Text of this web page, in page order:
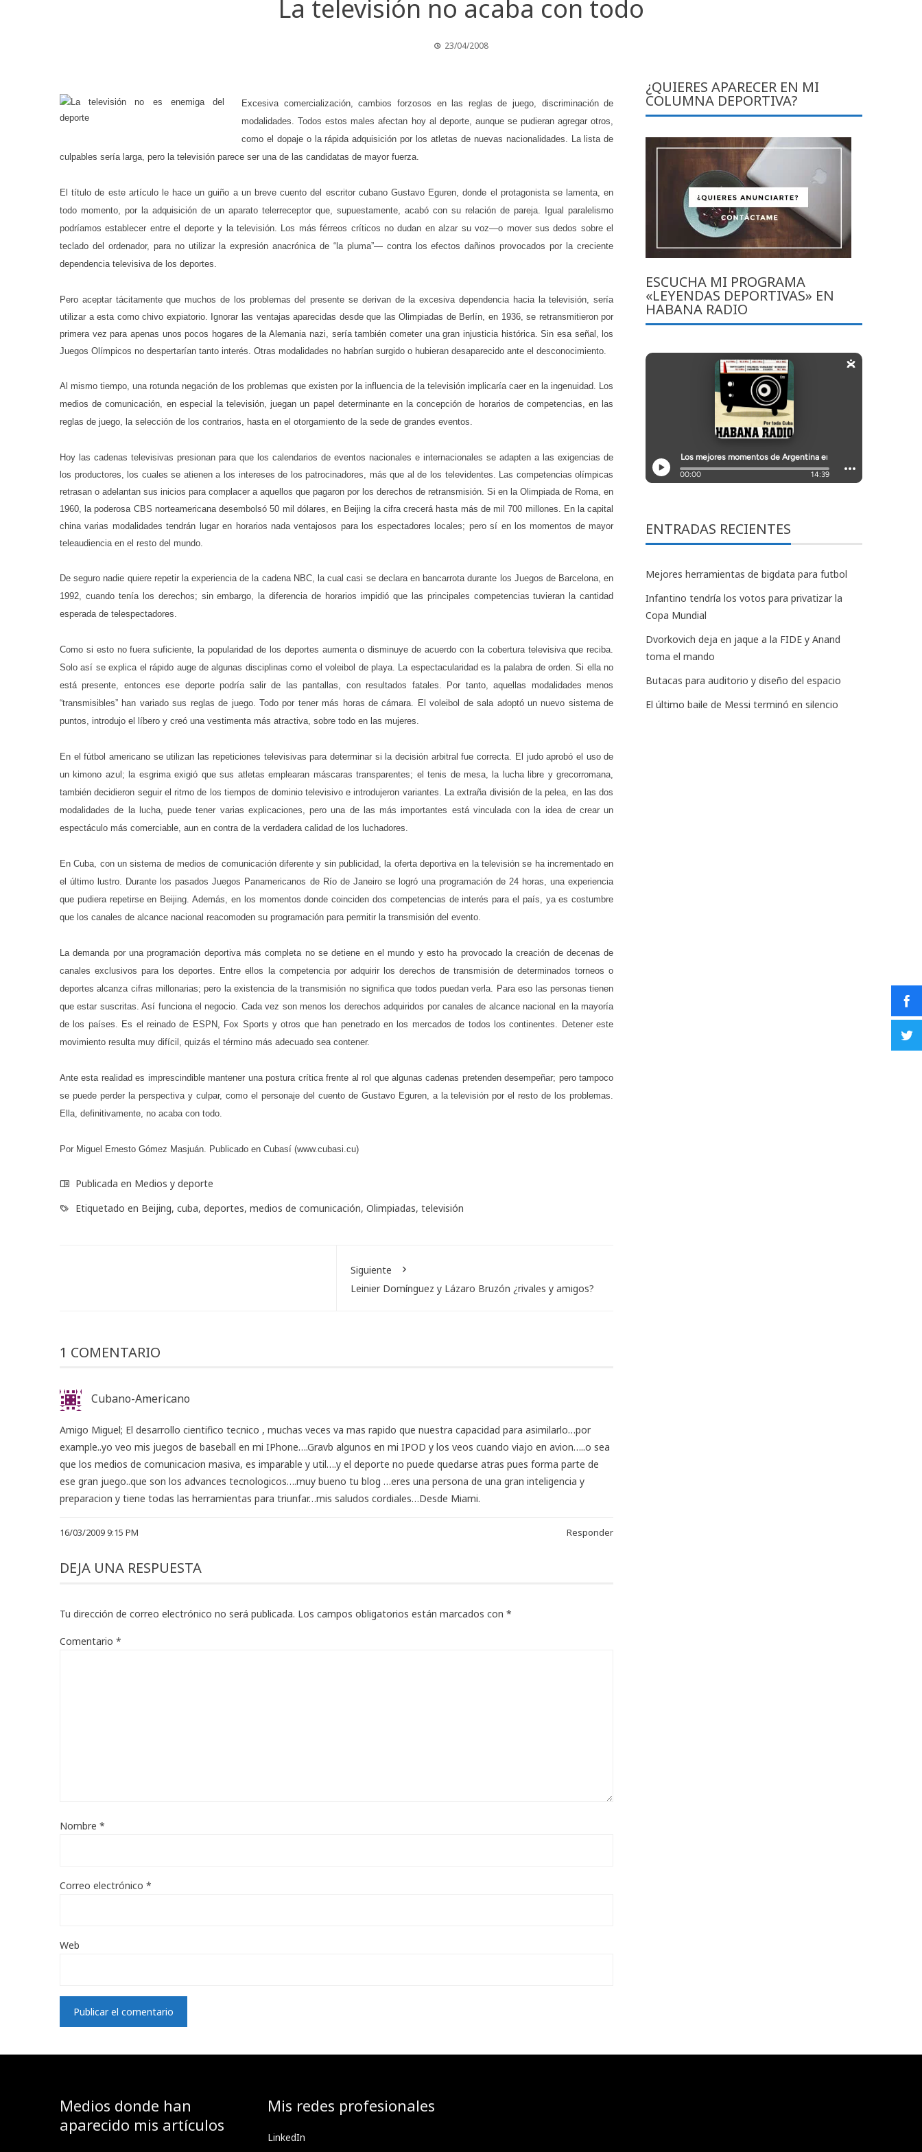
La televisión no acaba con todo
23/04/2008
Excesiva comercialización, cambios forzosos en las reglas de juego, discriminación de
modalidades. Todos estos males afectan hoy al deporte, aunque se pudieran agregar otros,
como el dopaje o la rápida adquisición por los atletas de nuevas nacionalidades. La lista de
culpables sería larga, pero la televisión parece ser una de las candidatas de mayor fuerza.
El título de este artículo le hace un guiño a un breve cuento del escritor cubano Gustavo Eguren, donde el protagonista se lamenta, en
todo momento, por la adquisición de un aparato telerreceptor que, supuestamente, acabó con su relación de pareja. Igual paralelismo
podríamos establecer entre el deporte y la televisión. Los más férreos críticos no dudan en alzar su voz—o mover sus dedos sobre el
teclado del ordenador, para no utilizar la expresión anacrónica de “la pluma”— contra los efectos dañinos provocados por la creciente
dependencia televisiva de los deportes.
Pero aceptar tácitamente que muchos de los problemas del presente se derivan de la excesiva dependencia hacia la televisión, sería
utilizar a esta como chivo expiatorio. Ignorar las ventajas aparecidas desde que las Olimpiadas de Berlín, en 1936, se retransmitieron por
primera vez para apenas unos pocos hogares dela Alemania nazi, sería también cometer una gran injusticia histórica. Sin esa señal, los
Juegos Olímpicos no despertarían tanto interés. Otras modalidades no habrían surgido o hubieran desaparecido ante el desconocimiento.
Al mismo tiempo, una rotunda negación de los problemas que existen por la influencia de la televisión implicaría caer en la ingenuidad. Los
medios de comunicación, en especial la televisión, juegan un papel determinante en la concepción de horarios de competencias, en las
reglas de juego, la selección de los contrarios, hasta en el otorgamiento de la sede de grandes eventos.
Hoy las cadenas televisivas presionan para que los calendarios de eventos nacionales e internacionales se adapten a las exigencias de
los productores, los cuales se atienen a los intereses de los patrocinadores, más que al de los televidentes. Las competencias olímpicas
retrasan o adelantan sus inicios para complacer a aquellos que pagaron por los derechos de retransmisión. Si enla Olimpiada de Roma, en
1960, la poderosa CBS norteamericana desembolsó 50 mil dólares, en Beijing la cifra crecerá hasta más de mil 700 millones. En la capital
china varias modalidades tendrán lugar en horarios nada ventajosos para los espectadores locales; pero sí en los momentos de mayor
teleaudiencia en el resto del mundo.
De seguro nadie quiere repetir la experiencia de la cadena NBC, la cual casi se declara en bancarrota durante los Juegos de Barcelona, en
1992, cuando tenía los derechos; sin embargo, la diferencia de horarios impidió que las principales competencias tuvieran la cantidad
esperada de telespectadores.
Como si esto no fuera suficiente, la popularidad de los deportes aumenta o disminuye de acuerdo con la cobertura televisiva que reciba.
Solo así se explica el rápido auge de algunas disciplinas como el voleibol de playa. La espectacularidad es la palabra de orden. Si ella no
está presente, entonces ese deporte podría salir de las pantallas, con resultados fatales. Por tanto, aquellas modalidades menos
“transmisibles” han variado sus reglas de juego. Todo por tener más horas de cámara. El voleibol de sala adoptó un nuevo sistema de
puntos, introdujo el líbero y creó una vestimenta más atractiva, sobre todo en las mujeres.
En el fútbol americano se utilizan las repeticiones televisivas para determinar si la decisión arbitral fue correcta. El judo aprobó el uso de
un kimono azul; la esgrima exigió que sus atletas emplearan máscaras transparentes; el tenis de mesa, la lucha libre y grecorromana,
también decidieron seguir el ritmo de los tiempos de dominio televisivo e introdujeron variantes. La extraña división de la pelea, en las dos
modalidades de la lucha, puede tener varias explicaciones, pero una de las más importantes está vinculada con la idea de crear un
espectáculo más comerciable, aun en contra de la verdadera calidad de los luchadores.
En Cuba, con un sistema de medios de comunicación diferente y sin publicidad, la oferta deportiva en la televisión se ha incrementado en
el último lustro. Durante los pasados Juegos Panamericanos de Río de Janeiro se logró una programación de 24 horas, una experiencia
que pudiera repetirse en Beijing. Además, en los momentos donde coinciden dos competencias de interés para el país, ya es costumbre
que los canales de alcance nacional reacomoden su programación para permitir la transmisión del evento.
La demanda por una programación deportiva más completa no se detiene en el mundo y esto ha provocado la creación de decenas de
canales exclusivos para los deportes. Entre ellos la competencia por adquirir los derechos de transmisión de determinados torneos o
deportes alcanza cifras millonarias; pero la existencia de la transmisión no significa que todos puedan verla. Para eso las personas tienen
que estar suscritas. Así funciona el negocio. Cada vez son menos los derechos adquiridos por canales de alcance nacional en la mayoría
de los países. Es el reinado de ESPN, Fox Sports y otros que han penetrado en los mercados de todos los continentes. Detener este
movimiento resulta muy difícil, quizás el término más adecuado sea contener.
Ante esta realidad es imprescindible mantener una postura crítica frente al rol que algunas cadenas pretenden desempeñar; pero tampoco
se puede perder la perspectiva y culpar, como el personaje del cuento de Gustavo Eguren, a la televisión por el resto de los problemas.
Ella, definitivamente, no acaba con todo.
Por Miguel Ernesto Gómez Masjuán. Publicado en Cubasí (www.cubasi.cu)
Publicada en Medios y deporte
Etiquetado en Beijing, cuba, deportes, medios de comunicación, Olimpiadas, televisión
Siguiente
Leinier Domínguez y Lázaro Bruzón ¿rivales y amigos?
1 COMENTARIO
Cubano-Americano
Amigo Miguel; El desarrollo cientifico tecnico , muchas veces va mas rapido que nuestra capacidad para asimilarlo…por
example..yo veo mis juegos de baseball en mi IPhone….Gravb algunos en mi IPOD y los veos cuando viajo en avion…..o sea
que los medios de comunicacion masiva, es imparable y util….y el deporte no puede quedarse atras pues forma parte de
ese gran juego..que son los advances tecnologicos….muy bueno tu blog …eres una persona de una gran inteligencia y
preparacion y tiene todas las herramientas para triunfar…mis saludos cordiales…Desde Miami.
16/03/2009 9:15 PM Responder
DEJA UNA RESPUESTA
Tu dirección de correo electrónico no será publicada. Los campos obligatorios están marcados con *
Comentario *
Nombre *
Correo electrónico *
Web
¿QUIERES APARECER EN MI
COLUMNA DEPORTIVA?
ESCUCHA MI PROGRAMA
«LEYENDAS DEPORTIVAS» EN
HABANA RADIO
ENTRADAS RECIENTES
Mejores herramientas de bigdata para futbol
Infantino tendría los votos para privatizar la
Copa Mundial
Dvorkovich deja en jaque a la FIDE y Anand
toma el mando
Butacas para auditorio y diseño del espacio
El último baile de Messi terminó en silencio
Medios donde han
aparecido mis artículos
Mis redes profesionales
LinkedIn